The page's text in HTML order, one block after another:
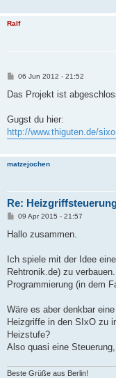
Ralf
B
i
a
06 Jun 2012 - 21:52
Das Projekt ist
Gugst du hier:
http://www.thiguten.de/
matzejochen
Re:
B
i
a
09 Apr 2015 - 21:57
Hallo zusammen.
Ich spiele mit der Idee
Rehtronik.de) zu
Programmierung (in dem
Wäre es aber denkbar
Heizgriffe in den SIxO zu
Heizstufe?
Also quasi eine
Beste Grüße aus Berlin!